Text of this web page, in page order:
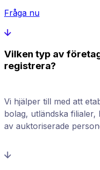
Fråga nu
Vilken typ av
registrera?
Vi hjälper till med att
bolag, utländska
av auktoriserade